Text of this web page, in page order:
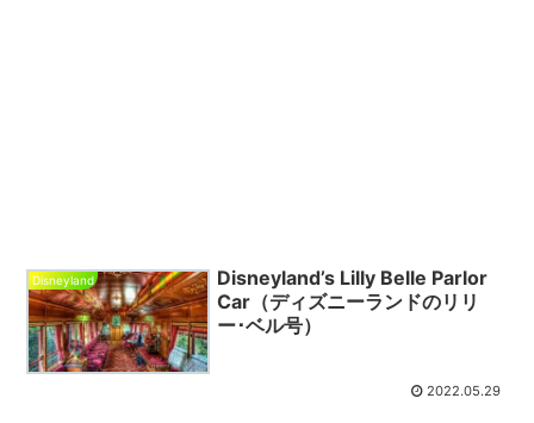
Disneyland
Disneyland’s Lilly Belle Parlor
Car（ディズニーランドのリリ
ー･ベル号）
2022.05.29